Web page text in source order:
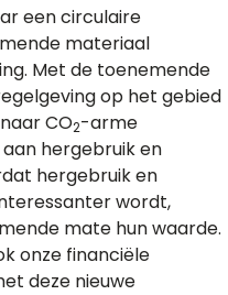
een circulaire
materiaal
Met de toenemende
op het gebied
CO2-arme
hergebruik en
hergebruik en
wordt,
mate hun waarde.
onze financiële
deze nieuwe